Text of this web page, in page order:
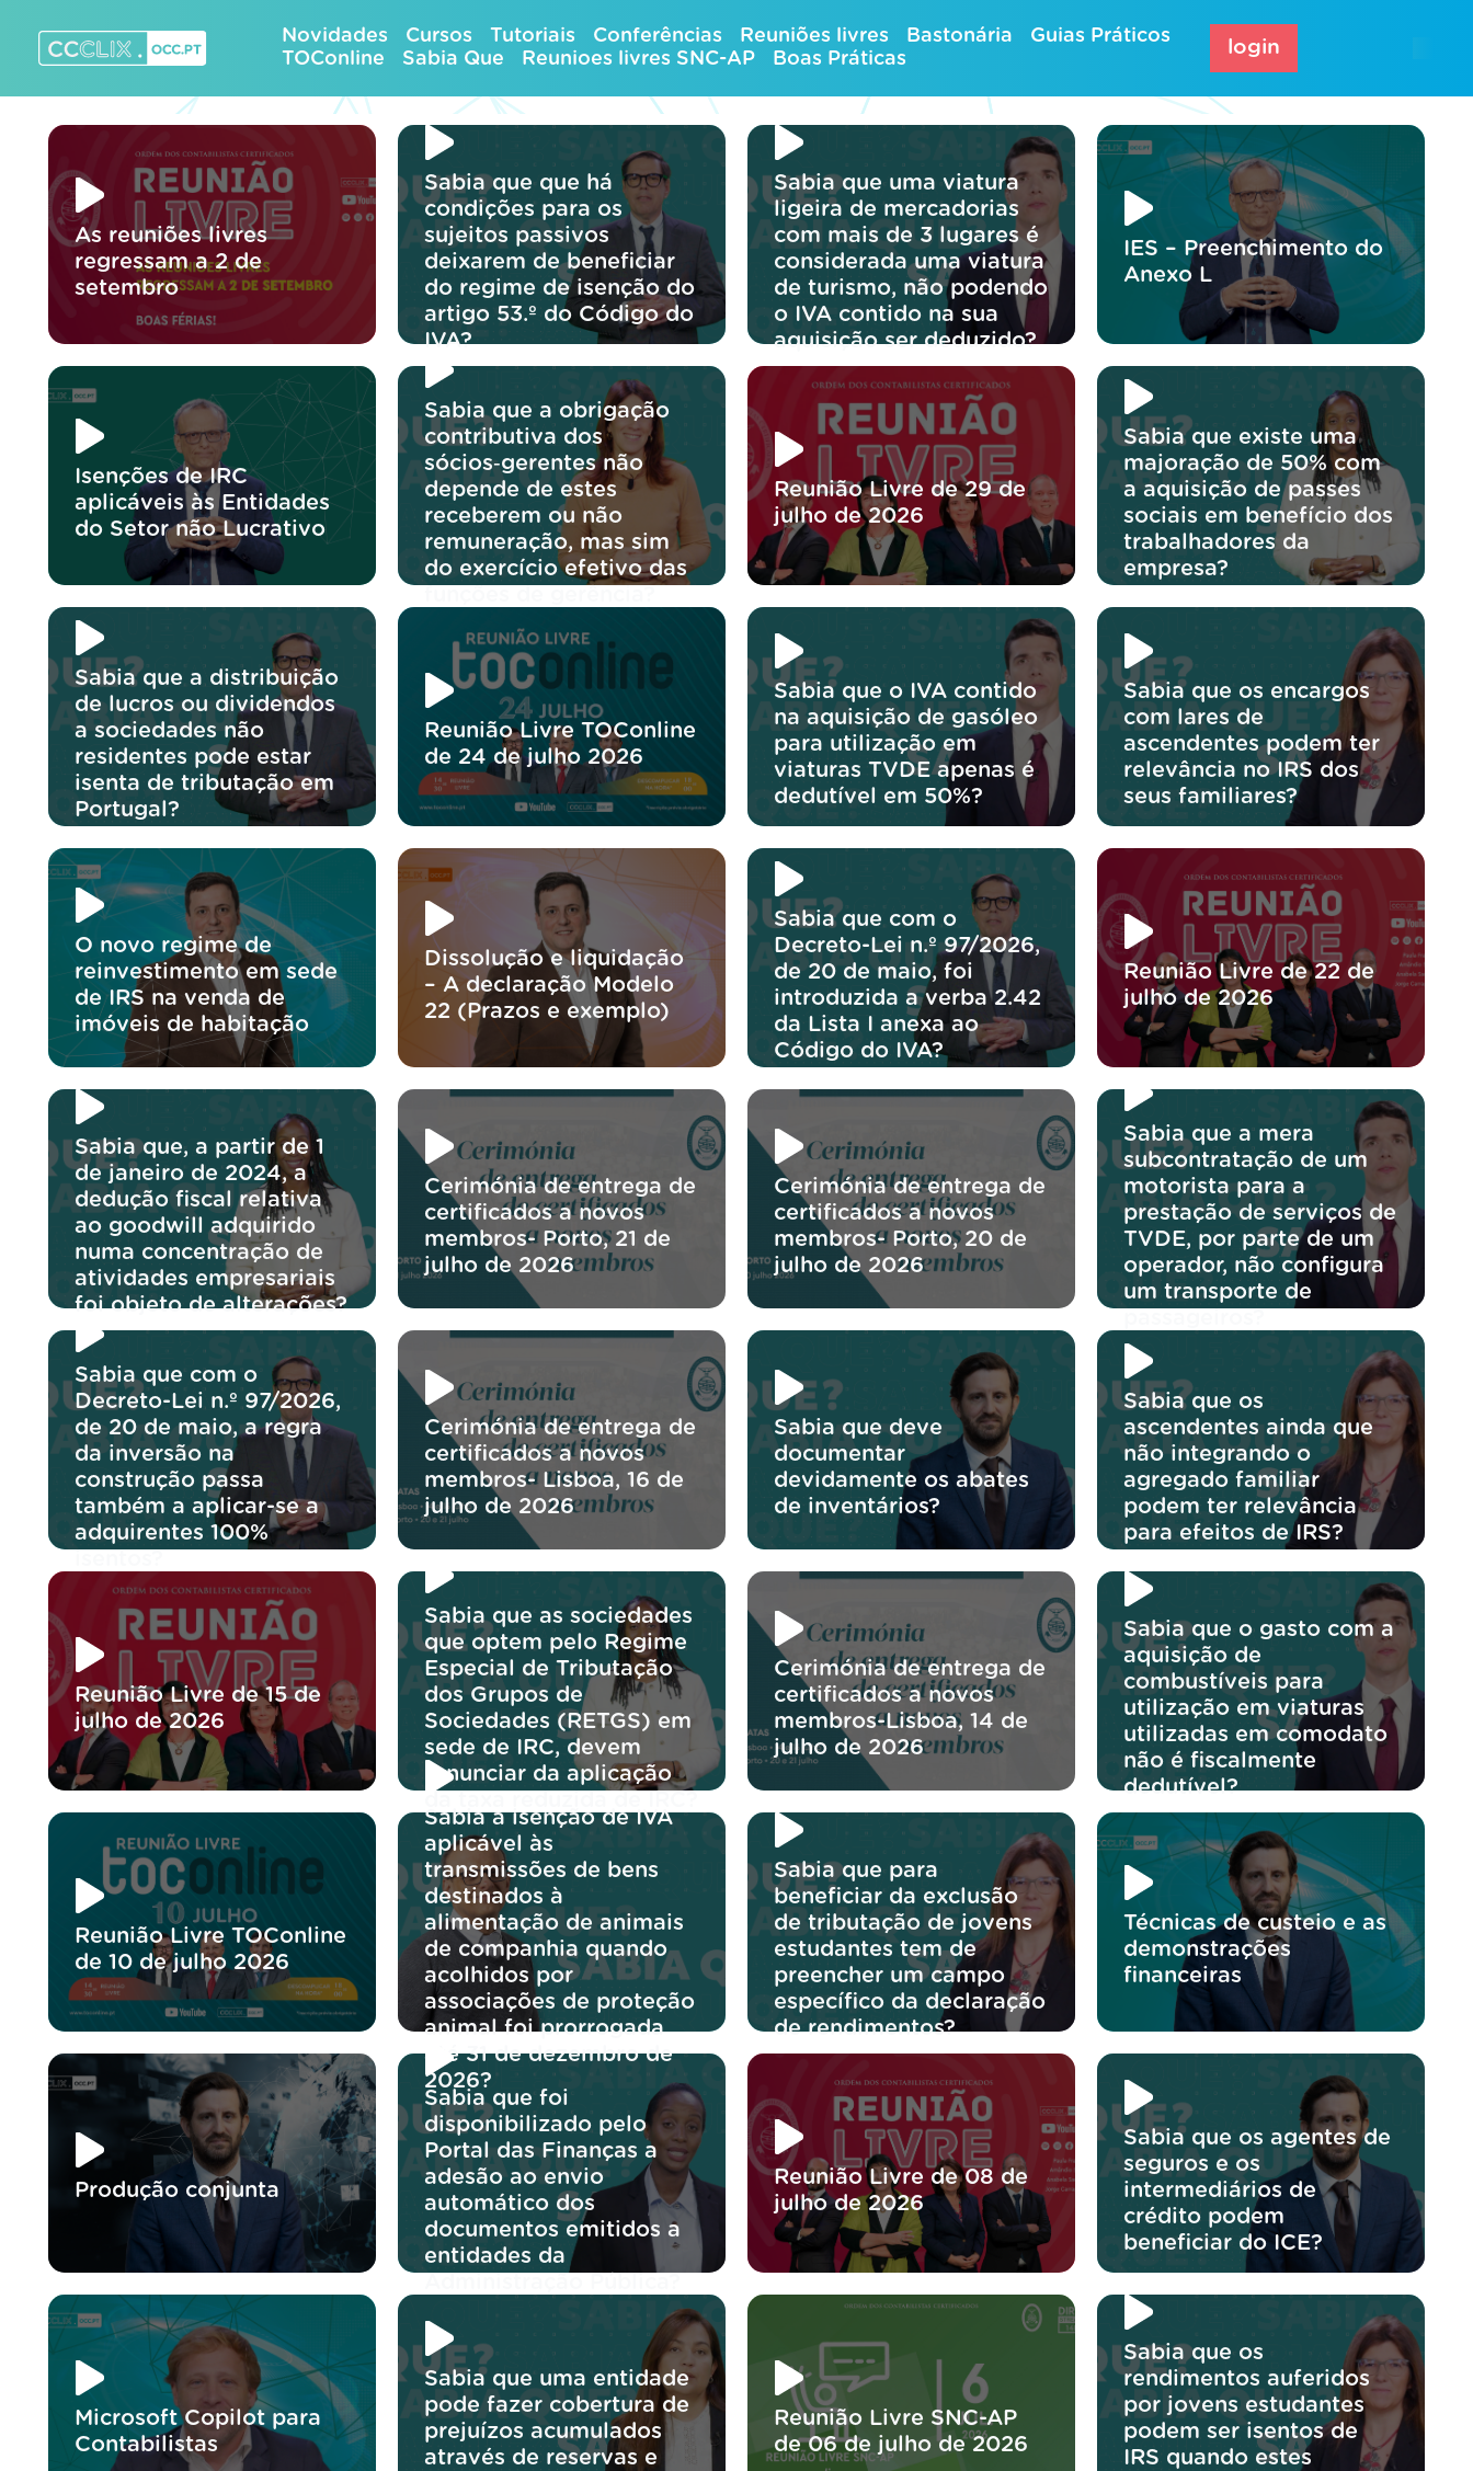
content
Novidades Cursos Tutoriais Conferências Reuniões livres Bastonária
Guias Práticos
TOConline
Sabia Que Reunioes livres SNC-AP Boas Práticas
login
As reuniões livres
regressam a 2 de
setembro
Sabia que que há
condições para os
sujeitos passivos
deixarem de beneficiar
do regime de isenção do
artigo 53.º do Código do
IVA?
Sabia que uma viatura
ligeira de mercadorias
com mais de 3 lugares é
considerada uma viatura
de turismo, não podendo
o IVA contido na sua
aquisição ser deduzido?
IES – Preenchimento do
Anexo L
Isenções de IRC
aplicáveis às Entidades
do Setor não Lucrativo
Sabia que a obrigação
contributiva dos
sócios‑gerentes não
depende de estes
receberem ou não
remuneração, mas sim
do exercício efetivo das
Reunião Livre de 29 de
julho de 2026
Sabia que existe uma
majoração de 50% com
a aquisição de passes
sociais em benefício dos
trabalhadores da
empresa?
Sabia que a distribuição
de lucros ou dividendos
a sociedades não
residentes pode estar
isenta de tributação em
Portugal?
Reunião Livre TOConline
de 24 de julho 2026
Sabia que o IVA contido
na aquisição de gasóleo
para utilização em
viaturas TVDE apenas é
dedutível em 50%?
Sabia que os encargos
com lares de
ascendentes podem ter
relevância no IRS dos
seus familiares?
O novo regime de
reinvestimento em sede
de IRS na venda de
imóveis de habitação
Dissolução e liquidação
– A declaração Modelo
22 (Prazos e exemplo)
Sabia que com o
Decreto-Lei n.º 97/2026,
de 20 de maio, foi
introduzida a verba 2.42
da Lista I anexa ao
Código do IVA?
Reunião Livre de 22 de
julho de 2026
Sabia que, a partir de 1
de janeiro de 2024, a
dedução fiscal relativa
ao goodwill adquirido
numa concentração de
atividades empresariais
foi objeto de alterações?
Cerimónia de entrega de
certificados a novos
membros- Porto, 21 de
julho de 2026
Cerimónia de entrega de
certificados a novos
membros- Porto, 20 de
julho de 2026
Sabia que a mera
subcontratação de um
motorista para a
prestação de serviços de
TVDE, por parte de um
operador, não configura
um transporte de
Sabia que com o
Decreto-Lei n.º 97/2026,
de 20 de maio, a regra
da inversão na
construção passa
também a aplicar-se a
adquirentes 100%
Cerimónia de entrega de
certificados a novos
membros- Lisboa, 16 de
julho de 2026
Sabia que deve
documentar
devidamente os abates
de inventários?
Sabia que os
ascendentes ainda que
não integrando o
agregado familiar
podem ter relevância
para efeitos de IRS?
Reunião Livre de 15 de
julho de 2026
Sabia que as sociedades
que optem pelo Regime
Especial de Tributação
dos Grupos de
Sociedades (RETGS) em
sede de IRC, devem
renunciar da aplicação
Cerimónia de entrega de
certificados a novos
membros-Lisboa, 14 de
julho de 2026
Sabia que o gasto com a
aquisição de
combustíveis para
utilização em viaturas
utilizadas em comodato
não é fiscalmente
dedutível?
Reunião Livre TOConline
de 10 de julho 2026
Sabia a isenção de IVA
aplicável às
transmissões de bens
destinados à
alimentação de animais
de companhia quando
acolhidos por
associações de proteção
animal foi prorrogada
até 31 de dezembro de
2026?
Sabia que para
beneficiar da exclusão
de tributação de jovens
estudantes tem de
preencher um campo
específico da declaração
de rendimentos?
Técnicas de custeio e as
demonstrações
financeiras
Produção conjunta
Sabia que foi
disponibilizado pelo
Portal das Finanças a
adesão ao envio
automático dos
documentos emitidos a
entidades da
Reunião Livre de 08 de
julho de 2026
Sabia que os agentes de
seguros e os
intermediários de
crédito podem
beneficiar do ICE?
Microsoft Copilot para
Contabilistas
Sabia que uma entidade
pode fazer cobertura de
prejuízos acumulados
através de reservas e
Reunião Livre SNC-AP
de 06 de julho de 2026
Sabia que os
rendimentos auferidos
por jovens estudantes
podem ser isentos de
IRS quando estes